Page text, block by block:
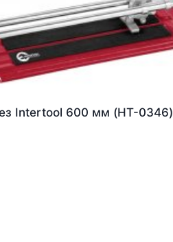
Intertool 600 мм (HT-0346)